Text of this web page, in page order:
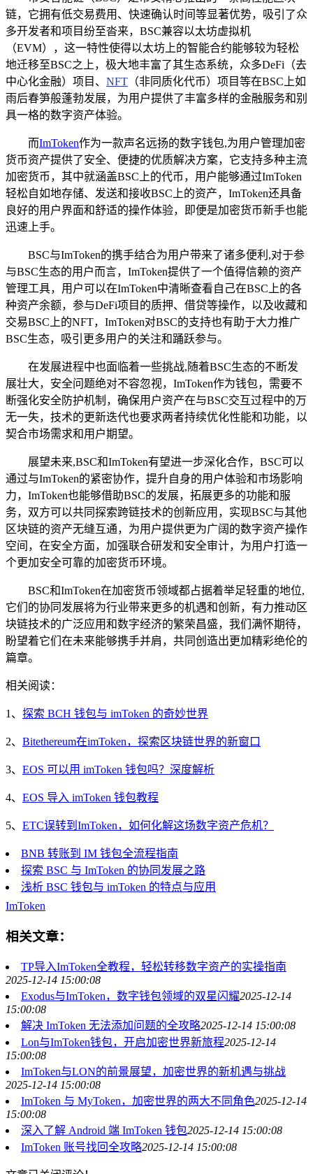
链，它拥有低交易费用、快速确认时间等显著优势，吸引了众
多开发者和项目纷至沓来，BSC兼容以太坊虚拟机
（EVM），这一特性使得以太坊上的智能合约能够较为轻松
地迁移至BSC之上，极大地丰富了其生态系统，众多DeFi（去
中心化金融）项目、 NFT （非同质化代币）项目等在BSC上如
雨后春笋般蓬勃发展，为用户提供了丰富多样的金融服务和别
具一格的数字资产体验。
而ImToken作为一款声名远扬的数字钱包,为用户管理加密
货币资产提供了安全、便捷的优质解决方案，它支持多种主流
加密货币，其中就涵盖BSC上的代币，用户能够通过ImToken
轻松自如地存储、发送和接收BSC上的资产，ImToken还具备
良好的用户界面和舒适的操作体验，即便是加密货币新手也能
迅速上手。
BSC与ImToken的携手结合为用户带来了诸多便利,对于参
与BSC生态的用户而言，ImToken提供了一个值得信赖的资产
管理工具，用户可以在ImToken中清晰查看自己在BSC上的各
种资产余额，参与DeFi项目的质押、借贷等操作，以及收藏和
交易BSC上的NFT，ImToken对BSC的支持也有助于大力推广
BSC生态，吸引更多用户的关注和踊跃参与。
在发展进程中也面临着一些挑战,随着BSC生态的不断发
展壮大，安全问题绝对不容忽视，ImToken作为钱包，需要不
断强化安全防护机制，确保用户资产在与BSC交互过程中的万
无一失，技术的更新迭代也要求两者持续优化性能和功能，以
契合市场需求和用户期望。
展望未来,BSC和ImToken有望进一步深化合作，BSC可以
通过与ImToken的紧密协作，提升自身的用户体验和市场影响
力，ImToken也能够借助BSC的发展，拓展更多的功能和服
务，双方可以共同探索跨链技术的创新应用，实现BSC与其他
区块链的资产无缝互通，为用户提供更为广阔的数字资产操作
空间，在安全方面，加强联合研发和安全审计，为用户打造一
个更加安全可靠的加密货币环境。
BSC和ImToken在加密货币领域都占据着举足轻重的地位,
它们的协同发展将为行业带来更多的机遇和创新，有力推动区
块链技术的广泛应用和数字经济的繁荣昌盛，我们满怀期待，
盼望着它们在未来能够携手并肩，共同创造出更加精彩绝伦的
篇章。
相关阅读：
1、 探索 BCH 钱包与 imToken 的奇妙世界
2、 Bitethereum在imToken，探索区块链世界的新窗口
3、 EOS 可以用 imToken 钱包吗？深度解析
4、 EOS 导入 imToken 钱包教程
5、 ETC误转到ImToken，如何化解这场数字资产危机？
BNB 转账到 IM 钱包全流程指南
探索 BSC 与 ImToken 的协同发展之路
浅析 BSC 钱包与 imToken 的特点与应用
ImToken
相关文章：
TP导入ImToken全教程，轻松转移数字资产的实操指南
2025-12-14 15:00:08
Exodus与ImToken，数字钱包领域的双星闪耀2025-12-14
15:00:08
解决 ImToken 无法添加问题的全攻略2025-12-14 15:00:08
Lon与ImToken钱包，开启加密世界新旅程2025-12-14
15:00:08
ImToken与LON的前景展望，加密世界的新机遇与挑战
2025-12-14 15:00:08
ImToken 与 MyToken，加密世界的两大不同角色2025-12-14
15:00:08
深入了解 Android 端 ImToken 钱包2025-12-14 15:00:08
ImToken 账号找回全攻略2025-12-14 15:00:08